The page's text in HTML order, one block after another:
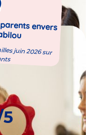
envers
juin 2026 sur